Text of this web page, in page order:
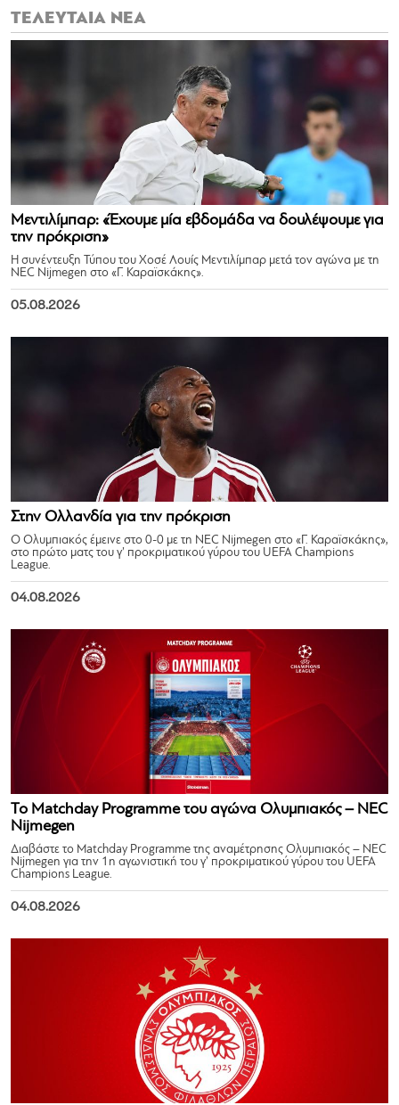
ΤΕΛΕΥΤΑΙΑ ΝΕΑ
Μεντιλίμπαρ: «Έχουμε μία εβδομάδα να δουλέψουμε για
την πρόκριση»
Η συνέντευξη Τύπου του Χοσέ Λουίς Μεντιλίμπαρ μετά τον αγώνα με τη
NEC Nijmegen στο «Γ. Καραϊσκάκης».
05.08.2026
Στην Ολλανδία για την πρόκριση
Ο Ολυμπιακός έμεινε στο 0-0 με τη NEC Nijmegen στο «Γ. Καραϊσκάκης»,
στο πρώτο ματς του γ’ προκριματικού γύρου του UEFA Champions
League.
04.08.2026
Το Matchday Programme του αγώνα Ολυμπιακός – NEC
Nijmegen
Διαβάστε το Matchday Programme της αναμέτρησης Ολυμπιακός – NEC
Nijmegen για την 1η αγωνιστική του γ’ προκριματικού γύρου του UEFA
Champions League.
04.08.2026